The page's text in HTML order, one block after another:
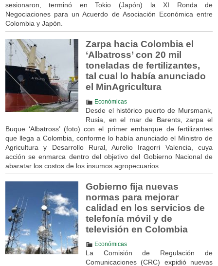
sesionaron, terminó en Tokio (Japón) la XI Ronda de
Negociaciones para un Acuerdo de Asociación Económica entre
Colombia y Japón.
Zarpa hacia Colombia el
‘Albatross’ con 20 mil
toneladas de fertilizantes,
tal cual lo había anunciado
el MinAgricultura
Económicas
Desde el histórico puerto de Mursmank,
Rusia, en el mar de Barents, zarpa el
Buque ‘Albatross’ (foto) con el primer embarque de fertilizantes
que llega a Colombia, conforme lo había anunciado el Ministro de
Agricultura y Desarrollo Rural, Aurelio Iragorri Valencia, cuya
acción se enmarca dentro del objetivo del Gobierno Nacional de
abaratar los costos de los insumos agropecuarios.
Gobierno fija nuevas
normas para mejorar
calidad en los servicios de
telefonía móvil y de
televisión en Colombia
Económicas
La Comisión de Regulación de
Comunicaciones (CRC) expidió nuevas